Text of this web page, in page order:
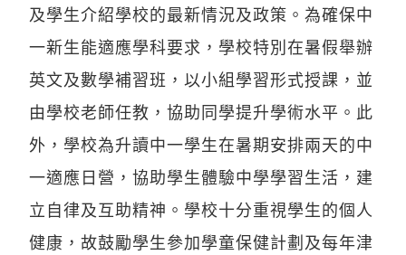
及學生介紹學校的最新情況及政策。為確保中
一新生能適應學科要求，學校特別在暑假舉辦
英文及數學補習班，以小組學習形式授課，並
由學校老師任教，協助同學提升學術水平。此
外，學校為升讀中一學生在暑期安排兩天的中
一適應日營，協助學生體驗中學學習生活，建
立自律及互助精神。學校十分重視學生的個人
健康，故鼓勵學生參加學童保健計劃及每年津